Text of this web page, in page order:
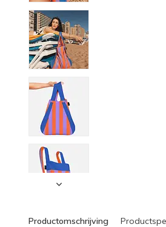
Productomschrijving